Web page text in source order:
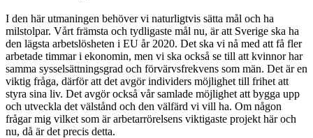
I den här utmaningen behöver vi naturligtvis sätta mål och ha
milstolpar. Vårt främsta och tydligaste mål nu, är att Sverige ska ha
den lägsta arbetslösheten i EU år 2020. Det ska vi nå med att få fler
arbetade timmar i ekonomin, men vi ska också se till att kvinnor har
samma sysselsättningsgrad och förvärvsfrekvens som män. Det är en
viktig fråga, därför att det avgör individers möjlighet till frihet att
styra sina liv. Det avgör också vår samlade möjlighet att bygga upp
och utveckla det välstånd och den välfärd vi vill ha. Om någon
frågar mig vilket som är arbetarrörelsens viktigaste projekt här och
nu, då är det precis detta.